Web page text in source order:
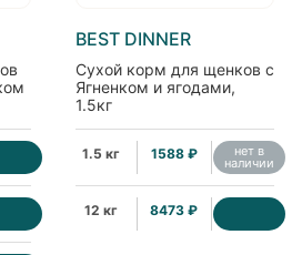
BEST DINNER
Сухой корм для щенков с
Ягненком и ягодами,
1.5кг
1.5 кг 1588 ₽ нет в
наличии
12 кг 8473 ₽